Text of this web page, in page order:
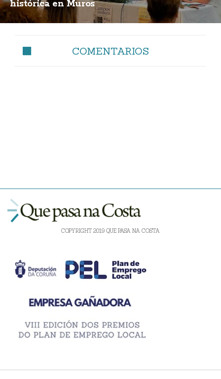
histórica en Muros
COMENTARIOS
COPYRIGHT 2019 QUE PASA NA COSTA